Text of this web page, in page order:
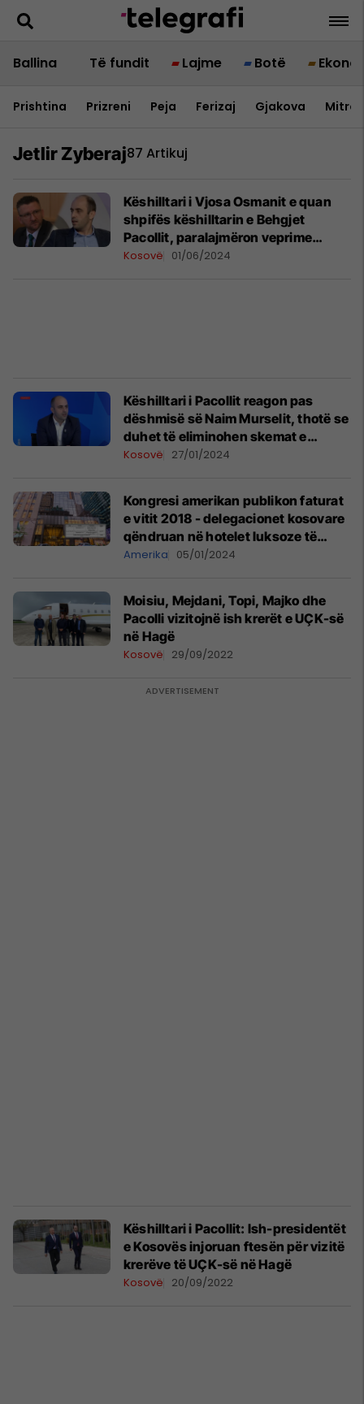
Ballina Të fundit Lajme Botë
Prishtina Prizreni Peja Ferizaj Gjakova
Jetlir Zyberaj87 Artikuj
Këshilltari i Vjosa Osmanit e quan
shpifës këshilltarin e Behgjet
Pacollit, paralajmëron veprime
ligjore ndaj tij
Kosovë 01/06/2024
Këshilltari i Pacollit reagon pas
dëshmisë së Naim Murselit, thotë se
duhet të eliminohen skemat e
shantazhit dhe shpifjes
Kosovë 27/01/2024
Kongresi amerikan publikon faturat
e vitit 2018 - delegacionet kosovare
qëndruan në hotelet luksoze të
Trumpit gjatë vizitave në SHBA
Amerika 05/01/2024
Moisiu, Mejdani, Topi, Majko dhe
Pacolli vizitojnë ish krerët e UÇK-së
në Hagë
Kosovë 29/09/2022
Këshilltari i Pacollit: Ish-presidentët
e Kosovës injoruan ftesën për vizitë
krerëve të UÇK-së në Hagë
Kosovë 20/09/2022